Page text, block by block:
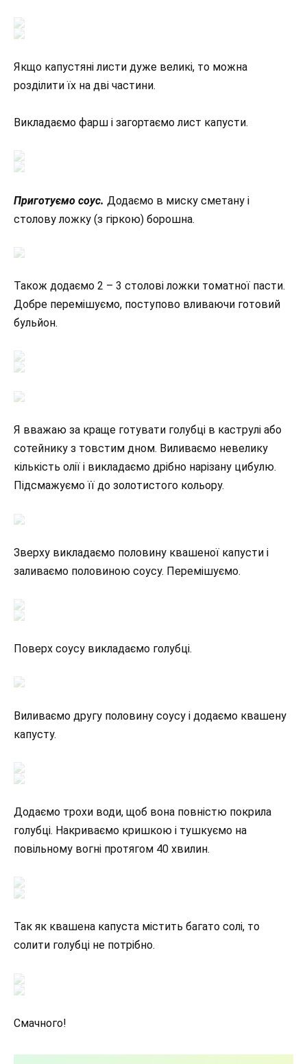
Якщо капустяні листи дуже великі, то можна
розділити їх на дві частини.
Викладаємо фарш і загортаємо лист капусти.
Приготуємо соус. Додаємо в миску сметану і
столову ложку (з гіркою) борошна.
Також додаємо 2 – 3 столові ложки томатної пасти.
Добре перемішуємо, поступово вливаючи готовий
бульйон.
Я вважаю за краще готувати голубці в каструлі або
сотейнику з товстим дном. Виливаємо невелику
кількість олії і викладаємо дрібно нарізану цибулю.
Підсмажуємо її до золотистого кольору.
Зверху викладаємо половину квашеної капусти і
заливаємо половиною соусу. Перемішуємо.
Поверх соусу викладаємо голубці.
Виливаємо другу половину соусу і додаємо квашену
капусту.
Додаємо трохи води, щоб вона повністю покрила
голубці. Накриваємо кришкою і тушкуємо на
повільному вогні протягом 40 хвилин.
Так як квашена капуста містить багато солі, то
солити голубці не потрібно.
Смачного!